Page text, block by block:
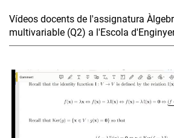
Vídeos docents de l'assignatura
multivariable (Q2) a l'Escola